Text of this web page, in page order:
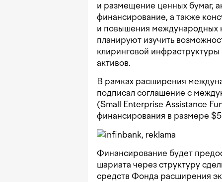
и размещение ценных бумаг,
финансирование, а также
и повышения международных
планируют изучить
клиринговой
активов.
В рамках расширения
подписал соглашение с
(Small Enterprise Assistance
финансирования в размере
Финансирование будет
шариата через структуру
средств Фонда расширения